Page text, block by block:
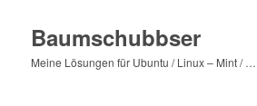
Baumschubbser
Meine Lösungen für Ubuntu / Linux – Mint /